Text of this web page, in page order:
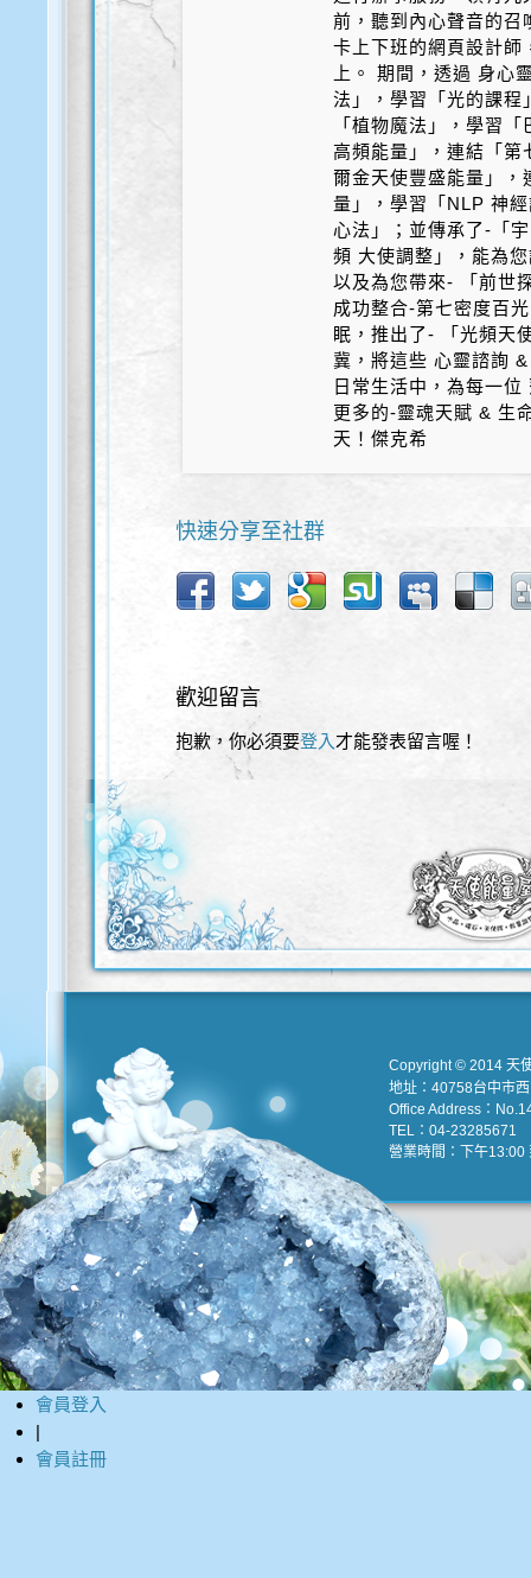
前，聽到內心聲音的召
卡上下班的網頁設計師
上。 期間，透過 身心
法」，學習「光的課程
「植物魔法」，學習
高頻能量」，連結「第
爾金天使豐盛能量」，
量」，學習「NLP 神
心法」；並傳承了-「
頻 大使調整」，能為
以及為您帶來- 「前世
成功整合-第七密度百
眠，推出了- 「光頻天
冀，將這些 心靈諮詢
日常生活中，為每一
更多的-靈魂天賦 & 生
天！傑克希
快速分享至社群
歡迎留言
抱歉，你必須要登入 才能發表留言喔！
Copyright © 2014 天
地址：40758台中市
Office Address：
TEL：04-23285671
營業時間：下午13:00
會員登入
|
會員註冊